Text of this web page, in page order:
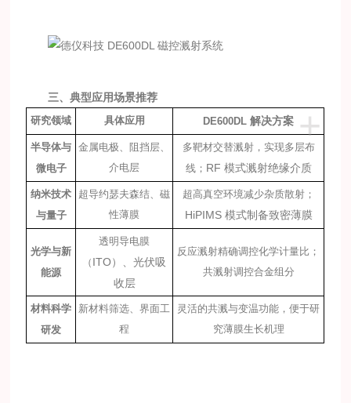
三、典型应用场景推荐
+
研究领域 具体应用 DE600DL解决方案
半导体与
微电子
金属电极、阻挡层、
介电层
多靶材交替溅射，实现多层布
线； RF 模式溅射绝缘介质
纳米技术
与量子
超导约瑟夫森结、磁
性薄膜
超高真空环境减少杂质散射；
HiPIMS 模式制备致密薄膜
光学与新
能源
透明导电膜
（ ITO）、光伏吸
收层
反应溅射精确调控化学计量比；
共溅射调控合金组分
材料科学
研发
新材料筛选、界面工
程
灵活的共溅与变温功能，便于研
究薄膜生长机理